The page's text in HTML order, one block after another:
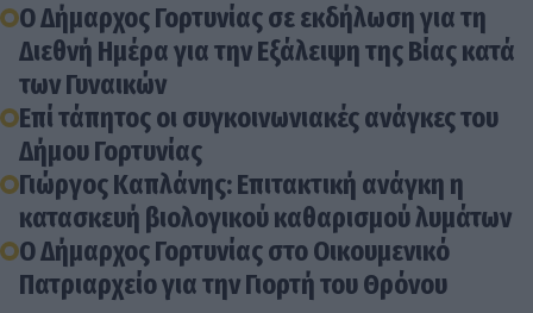
Ο Δήμαρχος Γορτυνίας σε εκδήλωση για τη
Διεθνή Ημέρα για την Εξάλειψη της Βίας κατά
των Γυναικών
Επί τάπητος οι συγκοινωνιακές ανάγκες του
Δήμου Γορτυνίας
Γιώργος Καπλάνης: Επιτακτική ανάγκη η
κατασκευή βιολογικού καθαρισμού λυμάτων
Ο Δήμαρχος Γορτυνίας στο Οικουμενικό
Πατριαρχείο για την Γιορτή του Θρόνου